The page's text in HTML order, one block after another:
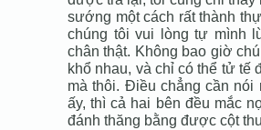
sướng một cách rất thành
chúng tôi vui lòng tự mình
chân thật. Không bao giờ
khổ nhau, và chỉ có thể tử tế
mà thôi. Điều chẳng cần
ấy, thì cả hai bên đều mắc
đánh thăng bằng được cột